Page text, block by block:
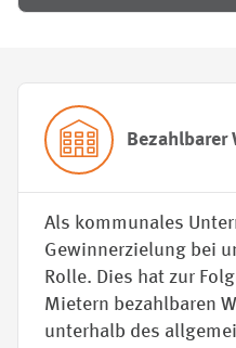
Bezahl­barer
Als kommunales
Gewinnerzielung bei
Rolle. Dies hat zur
Mietern bezahlbaren
unterhalb des